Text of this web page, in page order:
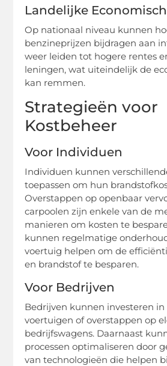
Landelijke
Op nationaal niveau kunnen
benzineprijzen bijdragen aan
weer leiden tot hogere rentes
leningen, wat uiteindelijk de
kan remmen.
Strategieën voor
Kostbeheer
Voor Individuen
Individuen kunnen
toepassen om hun
Overstappen op openbaar
carpoolen zijn enkele van de
manieren om kosten te
kunnen regelmatige
voertuig helpen om de
en brandstof te besparen.
Voor Bedrijven
Bedrijven kunnen investeren
voertuigen of overstappen op
bedrijfswagens. Daarnaast
processen optimaliseren door
van technologieën die helpen